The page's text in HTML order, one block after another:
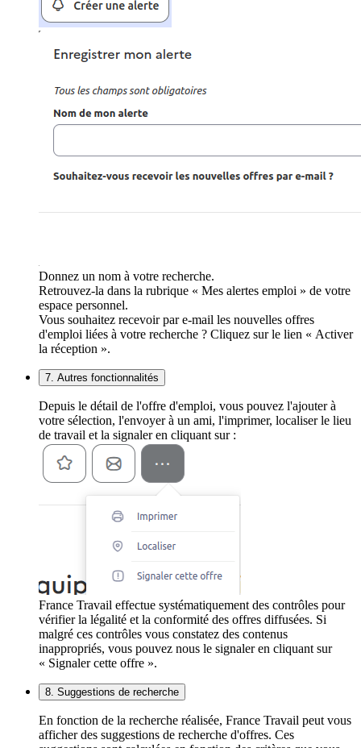
Donnez un nom à votre recherche.
Retrouvez-la dans la rubrique « Mes alertes emploi » de votre
espace personnel.
Vous souhaitez recevoir par e-mail les nouvelles offres
d'emploi liées à votre recherche ? Cliquez sur le lien « Activer
la réception ».
7. Autres fonctionnalités
Depuis le détail de l'offre d'emploi, vous pouvez l'ajouter à
votre sélection, l'envoyer à un ami, l'imprimer, localiser le lieu
de travail et la signaler en cliquant sur :
France Travail effectue systématiquement des contrôles pour
vérifier la légalité et la conformité des offres diffusées. Si
malgré ces contrôles vous constatez des contenus
inappropriés, vous pouvez nous le signaler en cliquant sur
« Signaler cette offre ».
8. Suggestions de recherche
En fonction de la recherche réalisée, France Travail peut vous
afficher des suggestions de recherche d'offres. Ces